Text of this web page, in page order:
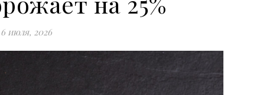
6 июля, 2026